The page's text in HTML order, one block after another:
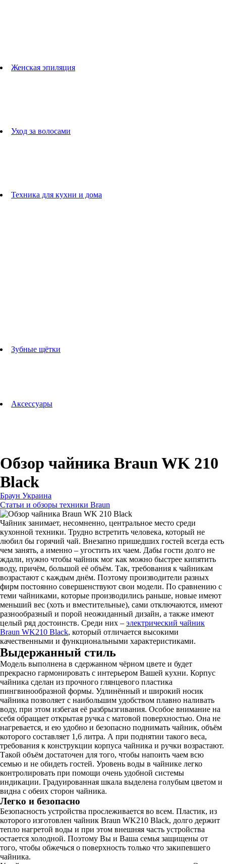
Женская эпиляция
Уход за волосами
Техника для кухни и дома
Зубные щётки
Аксессуары
Обзор чайника Braun WK 210
Black
Браун Украина
Статьи и обзоры техники Braun
Чайник занимает, несомненно, центральное место среди
кухонной техники. Трудно встретить человека, который не
любил бы горячий чай. Внезапно пришедших гостей всегда есть
чем занять, а именно – угостить их чаем. Дабы гости долго не
ждали, нужно чтобы чайник мог как можно быстрее кипятить
воду, причём, большой её объём. Так, требования к чайникам
возрастают с каждым днём. Поэтому производители разных
фирм постоянно совершенствуют свои модели. По сравнению с
теми чайниками, которые производились раньше, новые имеют
меньший вес (хоть и вместительные), сами отключаются, имеют
разнообразный и порой неожиданный дизайн, а также имеют
целый ряд достоинств. Среди них – электрический чайник
Brаun WK210 Black, который отличается высокими
качественными и функциональными характеристиками.
Выдержанный стиль
Модель выполнена в сдержанном чёрном цвете и будет
прекрасно гармонировать с интерьером Вашей кухни. Корпус
чайника сделан из прочного глянцевого пластика
пингвинообразной формы. Удлинённый и широкий носик
чайника позволяет с наибольшим удобством плавно наливать
воду, при этом избегая её разбрызгивания. Особое внимание на
себя обращает открытая ручка с матовой поверхностью. Она не
нагревается, и ею удобно и безопасно поднимать чайник, объём
которого составляет 1,6 литра. А при поднятии такого веса,
требования к конструкции корпуса чайника и ручки возрастают.
Такой объём достаточен для того, чтобы напоить чаем всю
семью и не обидеть гостей. Уровень воды в чайнике легко
контролировать при помощи очень удобной системы
индикации. Градуированная шкала выделена голубым цветом и
видна с обеих сторон чайника.
Легко и безопасно
Безопасность устройства прослеживается во всем. Пластик, из
которого изготовлен чайник Brаun WK210 Black, долго держит
тепло нагретой воды и при этом внешняя часть устройства
остается холодной. Поэтому Вы и Ваша семья защищены от
того, чтобы обжечься о поверхность только что закипевшего
чайника.